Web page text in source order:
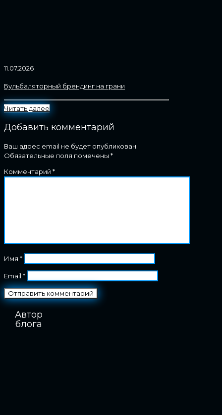
11.07.2026
Бульбаляторный брендинг на грани
Читать далее
Добавить комментарий
Ваш адрес email не будет опубликован.
Обязательные поля помечены *
Комментарий *
Имя *
Email *
Автор
блога